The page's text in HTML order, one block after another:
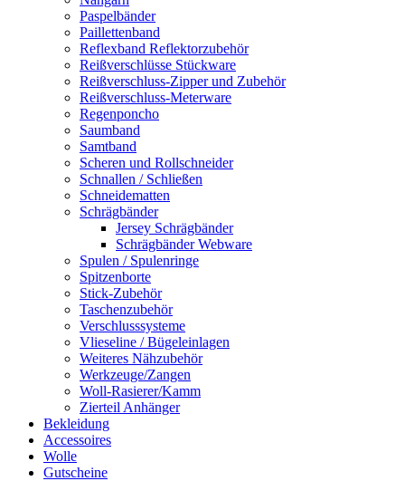
Paspelbänder
Paillettenband
Reflexband Reflektorzubehör
Reißverschlüsse Stückware
Reißverschluss-Zipper und Zubehör
Reißverschluss-Meterware
Regenponcho
Saumband
Samtband
Scheren und Rollschneider
Schnallen / Schließen
Schneidematten
Schrägbänder
Jersey Schrägbänder
Schrägbänder Webware
Spulen / Spulenringe
Spitzenborte
Stick-Zubehör
Taschenzubehör
Verschlusssysteme
Vlieseline / Bügeleinlagen
Weiteres Nähzubehör
Werkzeuge/Zangen
Woll-Rasierer/Kamm
Zierteil Anhänger
Bekleidung
Accessoires
Wolle
Gutscheine